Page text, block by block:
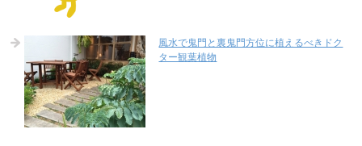
風水で鬼門と裏鬼門方位に植えるべきドク
ター観葉植物